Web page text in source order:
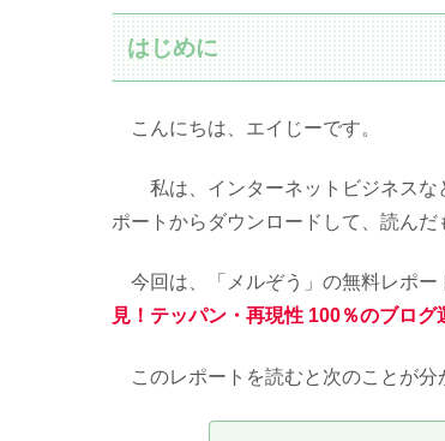
はじめに
こんにちは、エイじーです。
私は、インターネットビジネスな
ポートからダウンロードして、読んだ
今回は、「メルぞう」の無料レポー
見！テッパン・再現性 100％のブログ
このレポートを読むと次のことが分